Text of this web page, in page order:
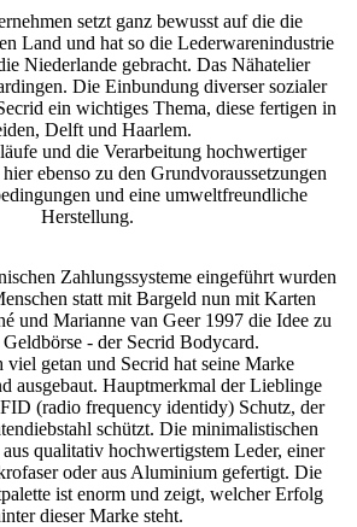
setzt ganz bewusst auf die die
Land und hat so die Lederwarenindustrie
Niederlande gebracht. Das Nähatelier
Die Einbundung diverser sozialer
ein wichtiges Thema, diese fertigen in
Delft und Haarlem.
und die Verarbeitung hochwertiger
ebenso zu den Grundvoraussetzungen
und eine umweltfreundliche
Herstellung.
Zahlungssysteme eingeführt wurden
statt mit Bargeld nun mit Karten
und Marianne van Geer 1997 die Idee zu
Geldbörse - der Secrid Bodycard.
viel getan und Secrid hat seine Marke
ausgebaut. Hauptmerkmal der Lieblinge
(radio frequency identidy) Schutz, der
schützt. Die minimalistischen
qualitativ hochwertigstem Leder, einer
oder aus Aluminium gefertigt. Die
ist enorm und zeigt, welcher Erfolg
dieser Marke steht.